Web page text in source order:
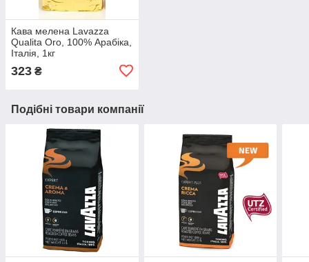
Кава мелена Lavazza
Qualita Oro, 100% Арабіка,
Італія, 1кг
323 ₴
Подібні товари компанії